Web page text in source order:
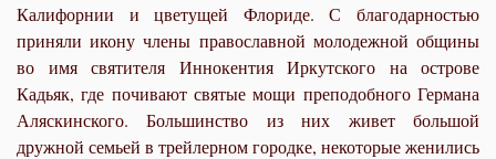
Калифорнии и цветущей Флориде. С благодарностью
приняли икону члены православной молодежной общины
во имя святителя Иннокентия Иркутского на острове
Кадьяк, где почивают святые мощи преподобного Германа
Аляскинского. Большинство из них живет большой
дружной семьей в трейлерном городке, некоторые женились